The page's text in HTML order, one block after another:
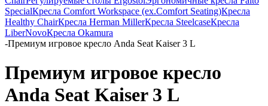
SpecialКресла Comfort Workspace (ex.Comfort Seating)Кресла
Healthy ChairКресла Herman MillerКресла SteelcaseКресла
LiberNovoКресла Okamura
-Премиум игровое кресло Anda Seat Kaiser 3 L
Премиум игровое кресло
Anda Seat Kaiser 3 L